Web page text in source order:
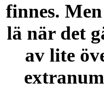
finnes.
lä när det
av lite